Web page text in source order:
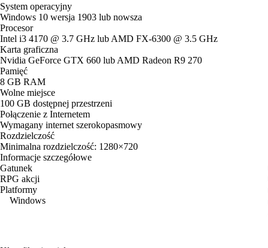
System operacyjny
Windows 10 wersja 1903 lub nowsza
Procesor
Intel i3 4170 @ 3.7 GHz lub AMD FX-6300 @ 3.5 GHz
Karta graficzna
Nvidia GeForce GTX 660 lub AMD Radeon R9 270
Pamięć
8 GB RAM
Wolne miejsce
100 GB dostępnej przestrzeni
Połączenie z Internetem
Wymagany internet szerokopasmowy
Rozdzielczość
Minimalna rozdzielczość: 1280×720
Informacje szczegółowe
Gatunek
RPG akcji
Platformy
Windows